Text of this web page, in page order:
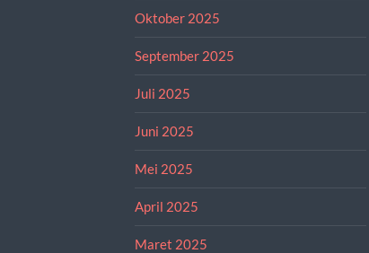
Oktober 2025
September 2025
Juli 2025
Juni 2025
Mei 2025
April 2025
Maret 2025